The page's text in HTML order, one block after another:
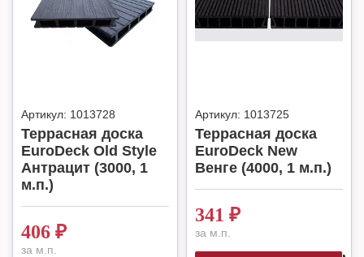
Артикул: 1013728
Террасная доска
EuroDeck Old Style
Антрацит (3000, 1
м.п.)
406 ₽
за м.п.
Артикул: 1013725
Террасная доска
EuroDeck New
Венге (4000, 1 м.п.)
341 ₽
за м.п.